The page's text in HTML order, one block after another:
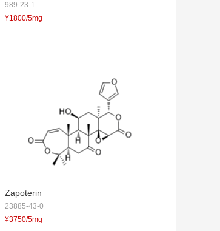
989-23-1
¥1800/5mg
Zapoterin
23885-43-0
¥3750/5mg